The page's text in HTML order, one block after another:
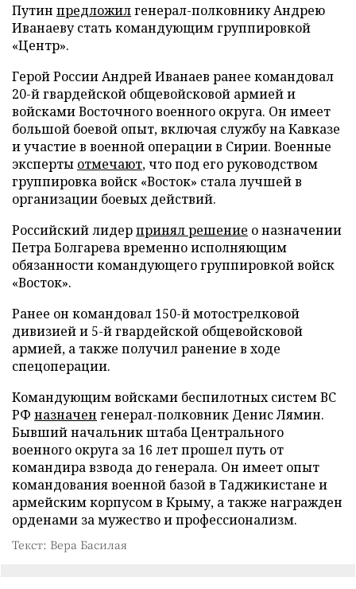
Путин предложилгенерал-полковнику Андрею
Иванаеву стать командующим группировкой
«Центр».
Герой России Андрей Иванаев ранее командовал
20-й гвардейской общевойсковой армией и
войсками Восточного военного округа. Он имеет
большой боевой опыт, включая службу на Кавказе
и участие в военной операции в Сирии. Военные
эксперты отмечают, что под его руководством
группировка войск «Восток» стала лучшей в
организации боевых действий.
Российский лидерпринял решение о назначении
Петра Болгарева временно исполняющим
обязанности командующего группировкой войск
«Восток».
Ранее он командовал 150-й мотострелковой
дивизией и 5-й гвардейской общевойсковой
армией, а также получил ранение в ходе
спецоперации.
Командующим войсками беспилотных систем ВС
РФ назначен генерал-полковник Денис Лямин.
Бывший начальник штаба Центрального
военного округа за 16 лет прошел путь от
командира взвода до генерала. Он имеет опыт
командования военной базой в Таджикистане и
армейским корпусом в Крыму, а также награжден
орденами за мужество и профессионализм.
Текст: Вера Басилая